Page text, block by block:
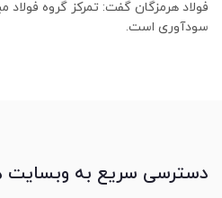
فولاد هرمزگان گفت: تمرکز گروه
سودآوری است.
دسترسی سریع به وبسایت